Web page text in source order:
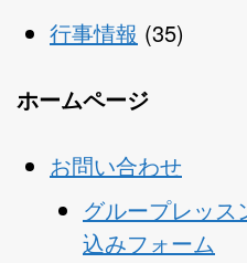
行事情報 (35)
ホームページ
お問い合わせ
グループレッス
込みフォーム